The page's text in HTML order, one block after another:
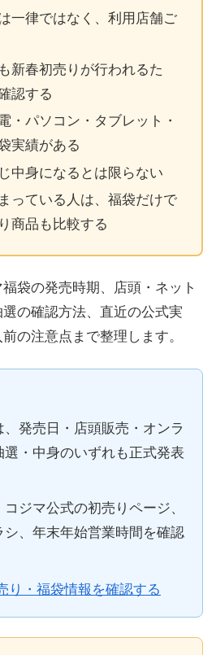
一律ではなく、利用店舗ご
新春初売りが行われるた
認する
・パソコン・タブレット・
実績がある
中身になるとは限らない
っている人は、福袋だけで
商品も比較する
袋の発売時期、店頭・ネット
の確認方法、直近の公式実
の注意点まで整理します。
発売日・店頭販売・オンラ
・中身のいずれも正式発表
ジマ公式の初売りページ、
、年末年始営業時間を確認
り・福袋情報を確認する